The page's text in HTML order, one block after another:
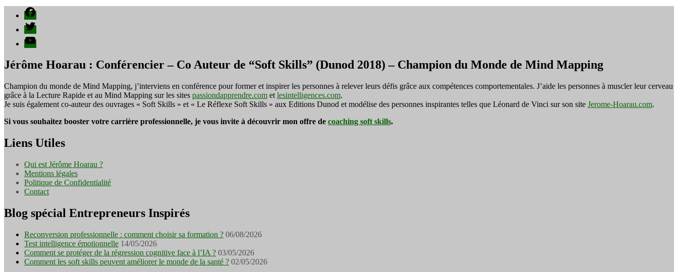
Facebook
Twitter
YouTube
Jérôme Hoarau : Conférencier – Co Auteur de “Soft Skills” (Dunod 2018) – Champion du Monde de Mind Mapping
Champion du monde de Mind Mapping, j’interviens en conférence pour former et inspirer les personnes à relever leurs défis grâce aux compétences comportementales. J’aide les personnes à muscler leur cerveau
grâce à la Lecture Rapide et au Mind Mapping sur les sites passiondapprendre.com et lesintelligences.com.
Je suis également co-auteur des ouvrages « Soft Skills » et « Le Réflexe Soft Skills » aux Editions Dunod et modélise des personnes inspirantes telles que Léonard de Vinci sur son site Jerome-Hoarau.com.
Si vous souhaitez booster votre carrière professionnelle, je vous invite à découvrir mon offre de coaching soft skills.
Liens Utiles
Qui est Jérôme Hoarau ?
Mentions légales
Politique de Confidentialité
Contact
Blog spécial Entrepreneurs Inspirés
Reconversion professionnelle : comment choisir sa formation ? 06/08/2026
Test intelligence émotionnelle 14/05/2026
Comment se protéger de la régression cognitive face à l’IA ? 03/05/2026
Comment les soft skills peuvent améliorer le monde de la santé ? 02/05/2026